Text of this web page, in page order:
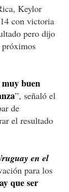
Keylor
con victoria
pero dijo
próximos
buen
”, señaló el
de
el resultado
en el
para los
que ser